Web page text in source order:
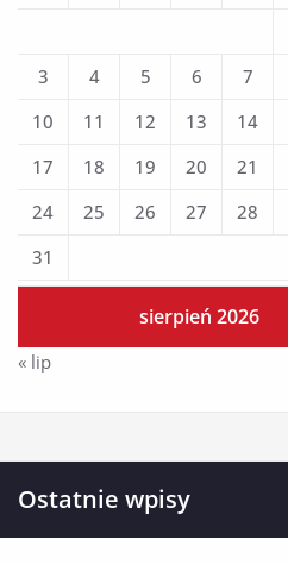
sierpień 2026
3
4 5 6 7
10
11 12 13 14
17
18 19 20 21
24
25 26 27 28
31
« lip
Ostatnie wpisy